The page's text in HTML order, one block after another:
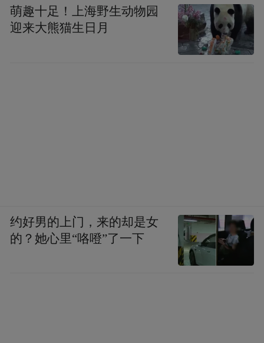
萌趣十足！上海野生动物园
迎来大熊猫生日月
约好男的上门，来的却是女
的？她心里“咯噔”了一下